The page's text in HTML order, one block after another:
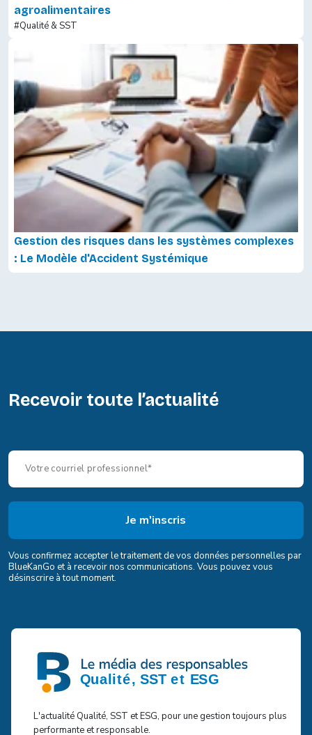
agroalimentaires
#Qualité & SST
Gestion des risques dans les systèmes complexes
: Le Modèle d'Accident Systémique
Recevoir toute l’actualité
Vous confirmez accepter le traitement de vos données personnelles par
BlueKanGo et à recevoir nos communications. Vous pouvez vous
désinscrire à tout moment.
L'actualité Qualité, SST et ESG, pour une gestion toujours plus
performante et responsable.